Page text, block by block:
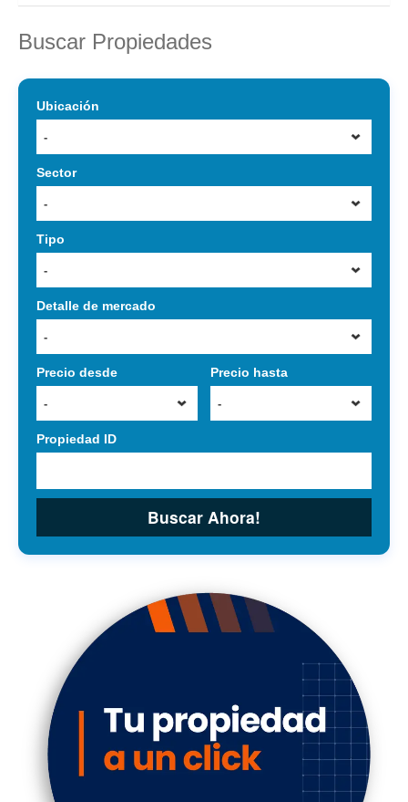
Buscar Propiedades
Ubicación
-
Sector
-
Tipo
-
Detalle de mercado
-
Precio desde
-
Precio hasta
-
Propiedad ID
Buscar Ahora!